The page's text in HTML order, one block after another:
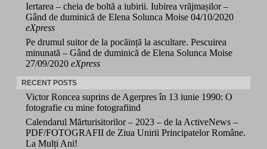
Iertarea – cheia de boltă a iubirii. Iubirea vrăjmașilor –
Gând de duminică de Elena Solunca Moise 04/10/2020
eXpress
Pe drumul suitor de la pocăință la ascultare. Pescuirea
minunată – Gând de duminică de Elena Solunca Moise
27/09/2020 eXpress
RECENT POSTS
Victor Roncea suprins de Agerpres în 13 iunie 1990: O
fotografie cu mine fotografiind
Calendarul Mărturisitorilor – 2023 – de la ActiveNews –
PDF/FOTOGRAFII de Ziua Unirii Principatelor Române.
La Mulți Ani!